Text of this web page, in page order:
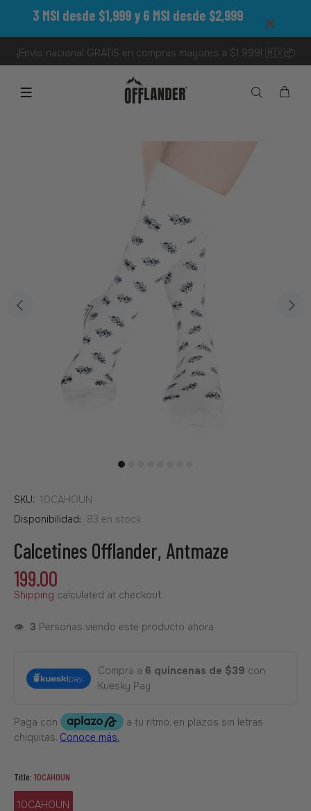
3 MSI desde $1,999 y 6 MSI desde $2,999
¡Envío nacional GRATIS en compras mayores a $1,999! 🇲🇽📦
SKU: 10CAHOUN
Disponibilidad: 83 en stock
Calcetines Offlander, Antmaze
199.00
Shipping calculated at checkout.
👁️ 3 Personas viendo este producto ahora
Compra a 6 quincenas de $39 con
Kuesky Pay
Title: 10CAHOUN
10CAHOUN